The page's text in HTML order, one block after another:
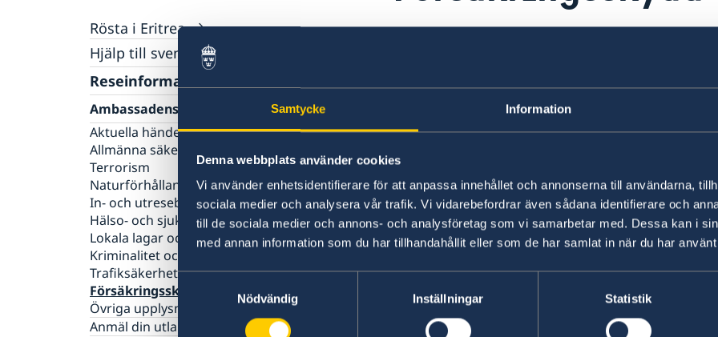
Samtycke Information
Denna webbplats använder cookies
Vi använder enhetsidentifierare för att anpassa innehållet och annonserna till användarna,
sociala medier och analysera vår trafik. Vi vidarebefordrar även sådana identifierare och
till de sociala medier och annons- och analysföretag som vi samarbetar med. Dessa kan i
med annan information som du har tillhandahållit eller som de har samlat in när du har
Samtyckesval
Nödvändig
Inställningar Statistik
Rösta i Eritrea
Hjälp till svenskar i Eritrea
Rösta i Eritrea
Pass utomlands
Förlust av pass
Förnyelse av pass för vuxna
Förnyelse av pass för barn under 18 år
Reseinformation
Ambassadens reseinformation
Aktuella händelser
Allmänna säkerhetsläget
Terrorism
Naturförhållanden och katastrofer
In- och utresebestämmelser
Hälso- och sjukvård
Lokala lagar och sedvänjor
Kriminalitet och personlig säkerhet
Trafiksäkerhet
Försäkringsskydd
Övriga upplysningar
Anmäl din utlandsvistelse
övrigt gentemot Eritrea. Resenärer
vid allvarliga sjukdoms- eller olycksfall även
ovan underHälso- och sjukvårdom behov av
sjukhusen en garanti att kostnaden för vården
Försäkringsbolagen kan göra inskränkningar
SOS-International, EuroAlarm & Europ